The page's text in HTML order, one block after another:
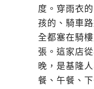
度。穿雨衣
孩的、騎車
全都塞在騎
張。這家店
晚，是基隆
餐、午餐、